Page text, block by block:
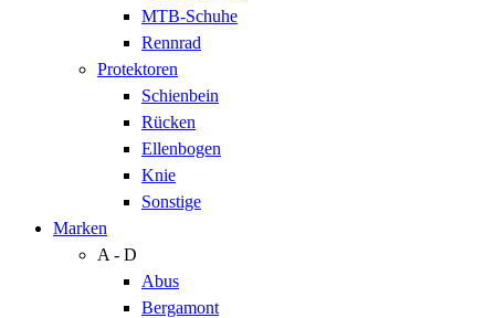
MTB-Schuhe
Rennrad
Protektoren
Schienbein
Rücken
Ellenbogen
Knie
Sonstige
Marken
A - D
Abus
Bergamont